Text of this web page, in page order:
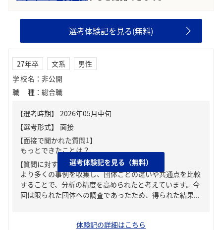
選考体験記を見る(無料)
27年卒 文系
男性
学校名 ： 非公開
職種 ： 総合職
【面接で聞かれた質問1】
もっとできたことは？
【質問に対する回答1】
より多くの事例を収集し、団体ごとの違いや共通点を比較
することで、分析の精度を高められたと考えています。今
回は限られた団体への調査であったため、得られた結果...
選考体験記を見る（無料）
体験記の詳細はこちら